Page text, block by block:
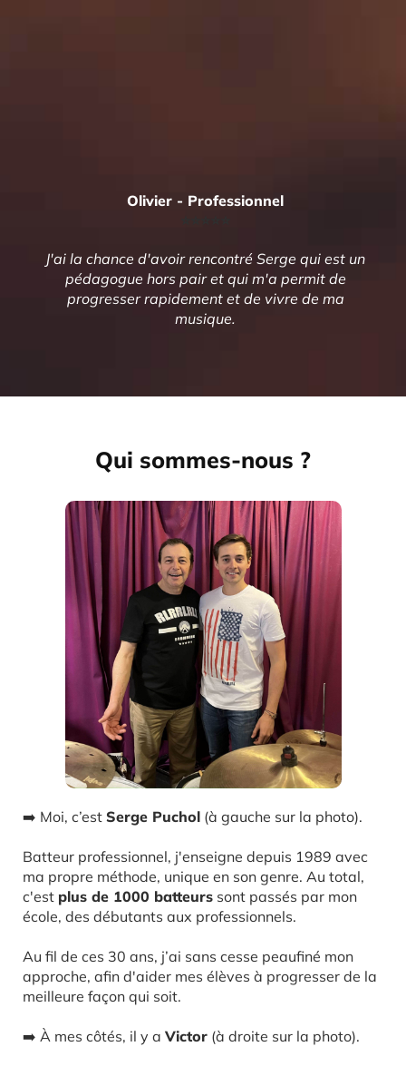
Olivier - Professionnel
J'ai la chance d'avoir rencontré Serge qui est un
pédagogue hors pair et qui m'a permit de
progresser rapidement et de vivre de ma
musique.
Qui sommes-nous ?
➡️ Moi, c’est Serge Puchol (à gauche sur la photo).
Batteur professionnel, j'enseigne depuis 1989 avec
ma propre méthode, unique en son genre. Au total,
c'est plus de 1000 batteurs sont passés par mon
école, des débutants aux professionnels.
Au fil de ces 30 ans, j’ai sans cesse peaufiné mon
approche, afin d'aider mes élèves à progresser de la
meilleure façon qui soit.
➡️ À mes côtés, il y a Victor (à droite sur la photo).